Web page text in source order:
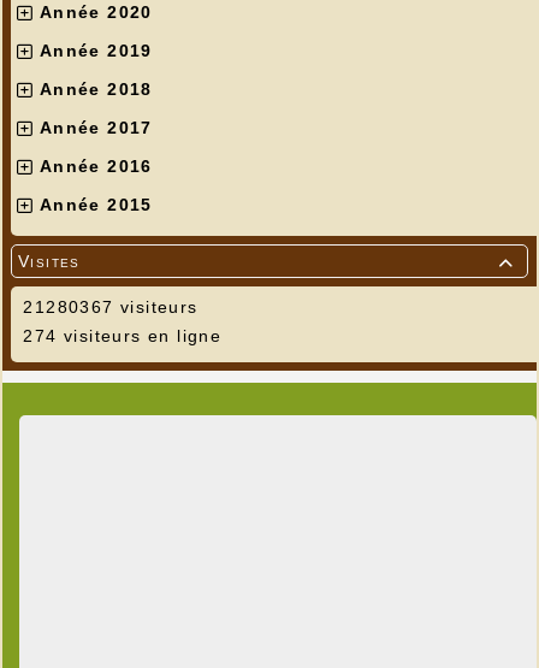
Année 2020
Année 2019
Année 2018
Année 2017
Année 2016
Année 2015

Visites
21280367 visiteurs
274 visiteurs en ligne